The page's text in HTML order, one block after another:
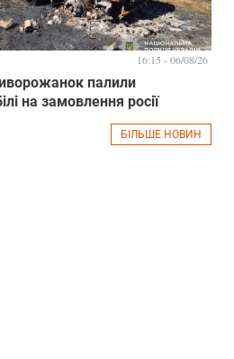
палили
на замовлення росії
16:15 - 06/08/26
БІЛЬШЕ НОВИН